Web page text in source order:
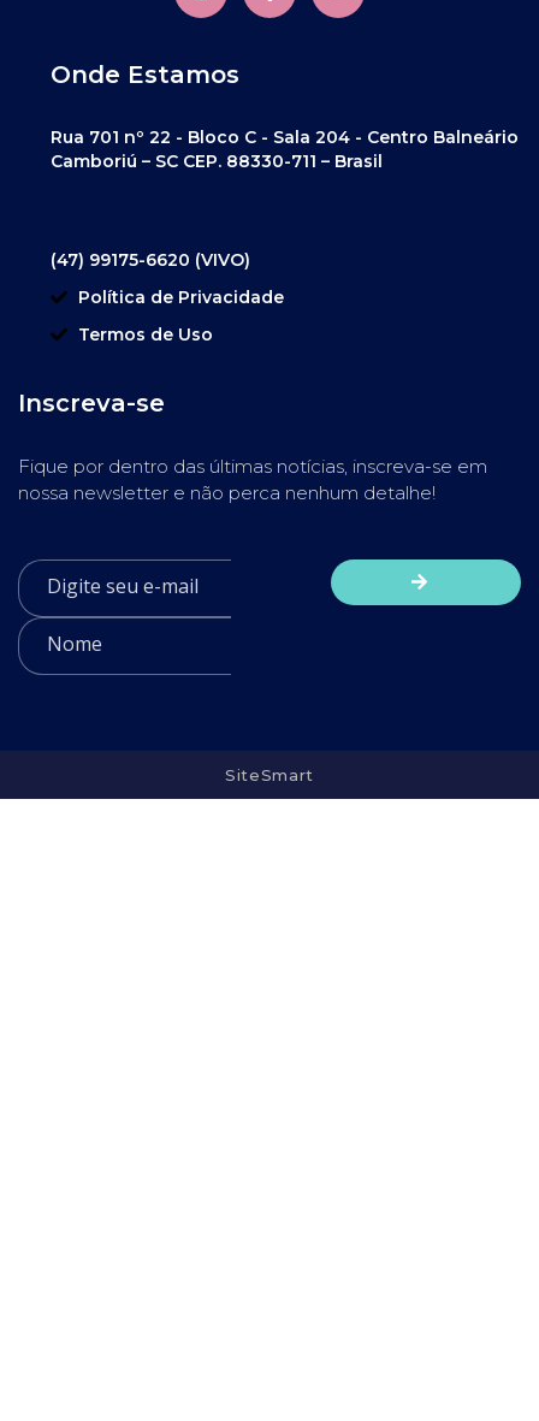
Onde Estamos
Rua 701 nº 22 - Bloco C - Sala 204 - Centro Balneário
Camboriú – SC CEP. 88330-711 – Brasil
(47) 99175-6620 (VIVO)
Política de Privacidade
Termos de Uso
Inscreva-se
Fique por dentro das últimas notícias, inscreva-se em
nossa newsletter e não perca nenhum detalhe!
SiteSmart